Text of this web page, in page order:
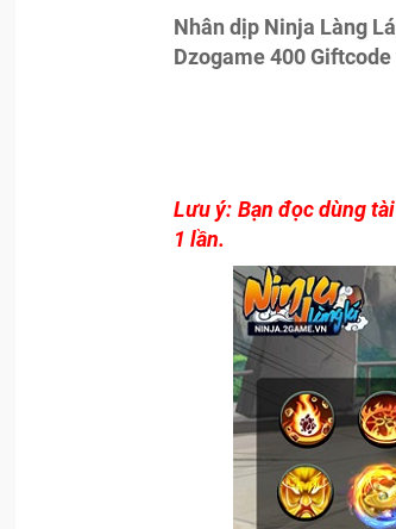
Nhân dịp Ninja Làng
Dzogame 400
Lưu ý: Bạn đọc dùng
1 lần.